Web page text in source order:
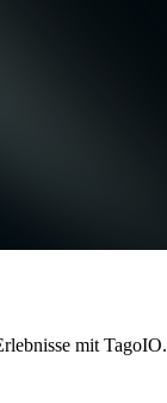
mit TagoIO.